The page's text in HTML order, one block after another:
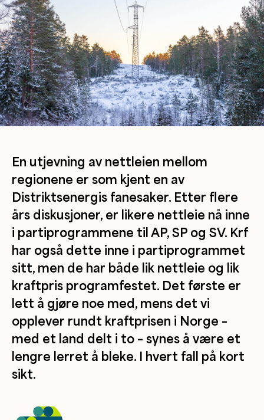
En utjevning av nettleien mellom
regionene er som kjent en av
Distriktsenergis fanesaker. Etter flere
års diskusjoner, er likere nettleie nå inne
i partiprogrammene til AP, SP og SV. Krf
har også dette inne i partiprogrammet
sitt, men de har både lik nettleie og lik
kraftpris programfestet. Det første er
lett å gjøre noe med, mens det vi
opplever rundt kraftprisen i Norge –
med et land delt i to – synes å være et
lengre lerret å bleke. I hvert fall på kort
sikt.